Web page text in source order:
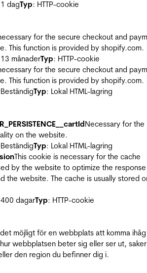
dagTyp: HTTP-cookie
for the secure checkout and
This function is provided by shopify.com.
månaderTyp: HTTP-cookie
for the secure checkout and
This function is provided by shopify.com.
Typ: Lokal HTML-lagring
Necessary for the
on the website.
Typ: Lokal HTML-lagring
This cookie is necessary for the cache
by the website to optimize the
the website. The cache is usually stored
dagarTyp: HTTP-cookie
möjligt för en webbplats att komma ihåg
webbplatsen beter sig eller ser ut,
den region du befinner dig i.